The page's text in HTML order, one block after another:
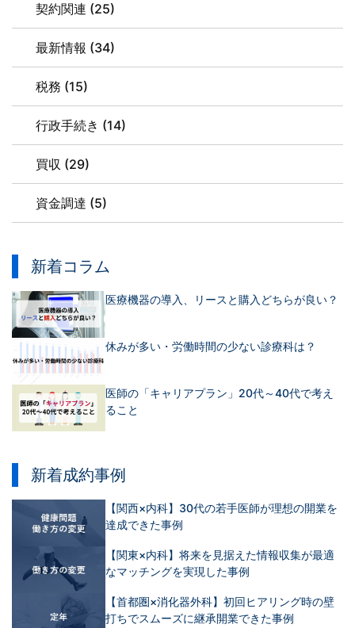
契約関連 (25)
最新情報 (34)
税務 (15)
行政手続き (14)
買収 (29)
資金調達 (5)
新着コラム
医療機器の導入、リースと購入どちらが良い？
休みが多い・労働時間の少ない診療科は？
医師の「キャリアプラン」20代～40代で考え
ること
新着成約事例
【関西×内科】30代の若手医師が理想の開業を
達成できた事例
【関東×内科】将来を見据えた情報収集が最適
なマッチングを実現した事例
【首都圏×消化器外科】初回ヒアリング時の壁
打ちでスムーズに継承開業できた事例